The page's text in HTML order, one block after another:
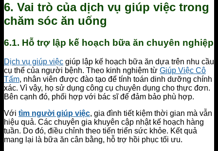
6. Vai trò của dịch vụ giúp việc trong
chăm sóc ăn uống
6.1. Hỗ trợ lập kế hoạch bữa ăn chuyên nghiệp
Dịch vụ giúp việc giúp lập kế hoạch bữa ăn dựa trên nhu cầu
cụ thể của người bệnh. Theo kinh nghiệm từ Giúp Việc Cô
Tấm, nhân viên được đào tạo để tính toán dinh dưỡng chính
xác. Vì vậy, họ sử dụng công cụ chuyên dụng cho thực đơn.
Bên cạnh đó, phối hợp với bác sĩ để đảm bảo phù hợp.
Với tìm người giúp việc, gia đình tiết kiệm thời gian mà vẫn
hiệu quả. Các chuyên gia khuyên cập nhật kế hoạch hàng
tuần. Do đó, điều chỉnh theo tiến triển sức khỏe. Kết quả
mang lại là bữa ăn cân bằng, hỗ trợ hồi phục tối ưu.